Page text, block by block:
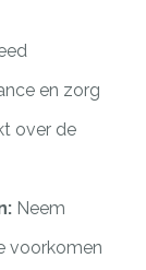
en zorg
over de
Neem
voorkomen